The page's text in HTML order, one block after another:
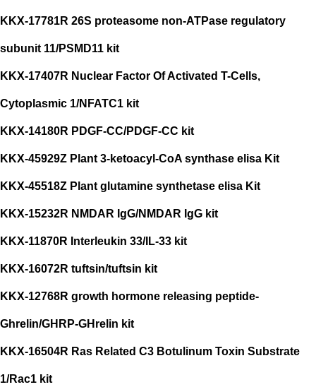
KKX-17781R 26S proteasome non-ATPase regulatory
subunit 11/PSMD11 kit
KKX-17407R Nuclear Factor Of Activated T-Cells,
Cytoplasmic 1/NFATC1 kit
KKX-14180R PDGF-CC/PDGF-CC kit
KKX-45929Z Plant 3-ketoacyl-CoA synthase elisa Kit
KKX-45518Z Plant glutamine synthetase elisa Kit
KKX-15232R NMDAR IgG/NMDAR IgG kit
KKX-11870R Interleukin 33/IL-33 kit
KKX-16072R tuftsin/tuftsin kit
KKX-12768R growth hormone releasing peptide-
Ghrelin/GHRP-GHrelin kit
KKX-16504R Ras Related C3 Botulinum Toxin Substrate
1/Rac1 kit